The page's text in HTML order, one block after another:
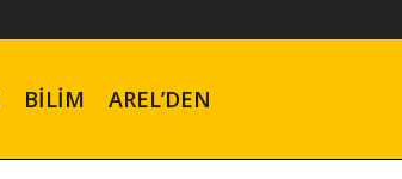
BILIM AREL’DEN